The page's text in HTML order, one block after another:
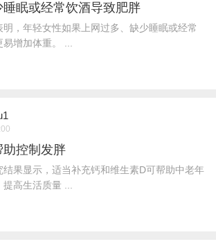
眠或经常饮酒导致肥胖
年轻女性如果上网过多、缺少睡眠或经常
增加体重。 ...
控制发胖
显示，适当补充钙和维生素D可帮助中老年
高生活质量 ...